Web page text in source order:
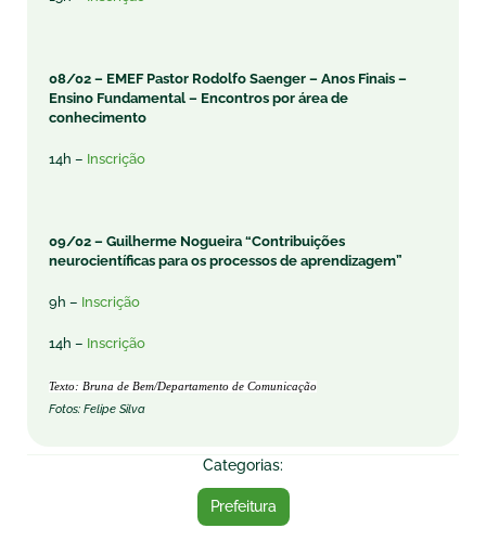
08/02 – EMEF Pastor Rodolfo Saenger – Anos Finais –
Ensino Fundamental – Encontros por área de
conhecimento
14h – Inscrição
09/02 – Guilherme Nogueira “Contribuições
neurocientíficas para os processos de aprendizagem”
9h – Inscrição
14h – Inscrição
Texto: Bruna de Bem/Departamento de Comunicação
Fotos: Felipe Silva
Categorias:
Prefeitura